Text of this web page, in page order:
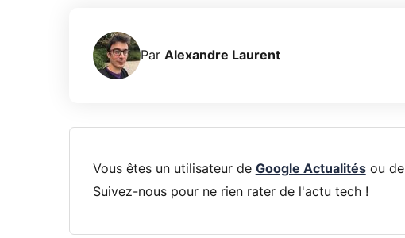
Par Alexandre Laurent
Vous êtes un utilisateur de Google Actualitésou de
Suivez-nous pour ne rien rater de l'actu tech !